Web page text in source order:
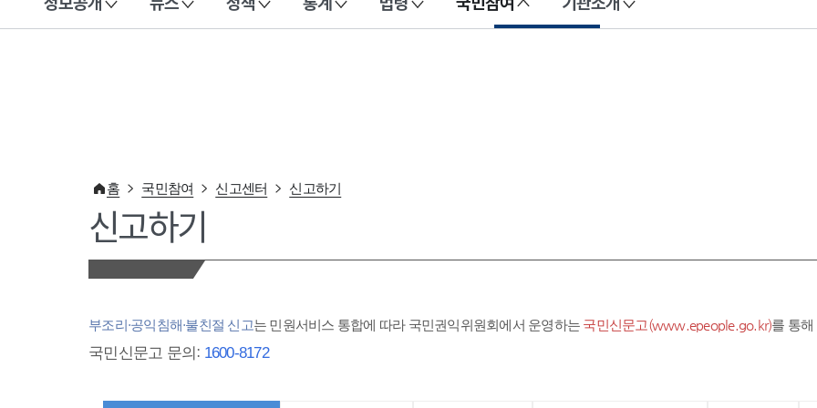
이 누리집은 대한민국 공식 전자정부 누리집입니다.
홈 국민참여 신고센터 신고하기
신고하기
부조리·공익침해·불친절 신고는 민원서비스 통합에 따라 국민권익위원회에서 운영하는 국민신문고(www.epeople.go.kr)를 통해
국민신문고 문의: 1600-8172